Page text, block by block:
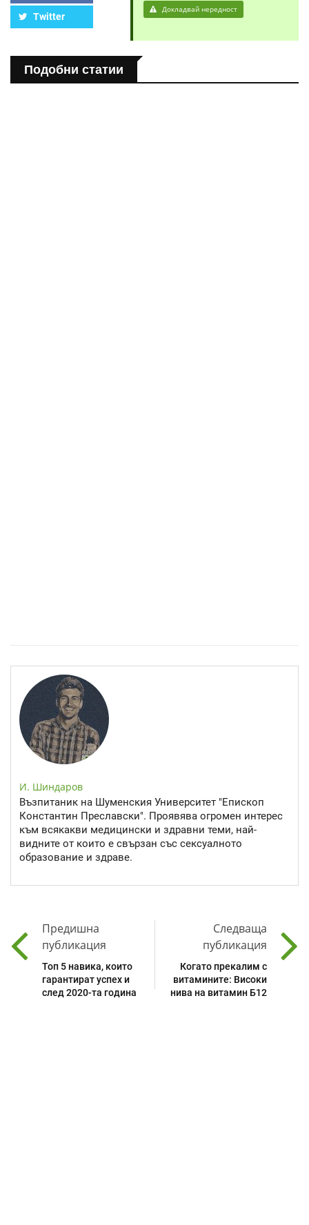
Twitter
Докладвай нередност
Подобни статии
И. Шиндаров
Възпитаник на Шуменския Университет "Епископ
Константин Преславски". Проявява огромен интерес
към всякакви медицински и здравни теми, най-
видните от които е свързан със сексуалното
образование и здраве.
Предишна
публикация
Топ 5 навика, които
гарантират успех и
след 2020-та година
Следваща
публикация
Когато прекалим с
витамините: Високи
нива на витамин Б12